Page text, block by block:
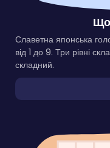
Славетна японська
від 1 до 9. Три рівні
складний.